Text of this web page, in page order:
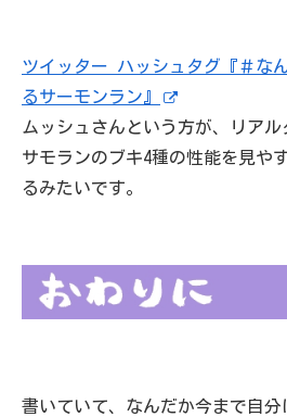
ツイッター ハッシュタグ『＃な
るサーモンラン』
ムッシュさんという方が、リア
サモランのブキ4種の性能を見や
るみたいです。
書いていて、なんだか今まで自分